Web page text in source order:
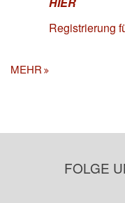
Registrierung
MEHR
FOLGE